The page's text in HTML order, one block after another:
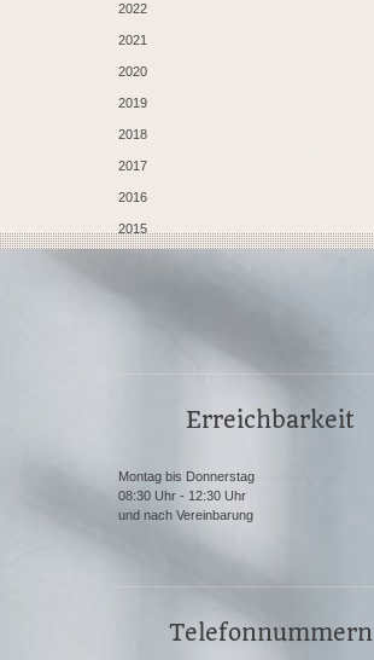
2022
2021
2020
2019
2018
2017
2016
2015
Erreichbarkeit
Montag bis Donnerstag
08:30 Uhr - 12:30 Uhr
und nach Vereinbarung
Telefonnummern